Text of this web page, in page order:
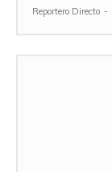
Reportero Directo -